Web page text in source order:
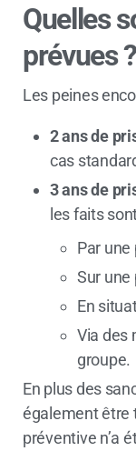
Quelles
prévues ?
Les peines
2 ans de
cas
3 ans de
les faits
Par
Sur une
En
Via des
groupe.
En plus des
également être
préventive n’a